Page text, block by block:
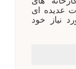
عدیده ای
نیاز خود